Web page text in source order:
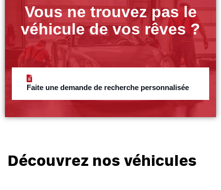
Vous ne trouvez pas le
véhicule de vos rêves ?
Faite une demande de recherche personnalisée
Découvrez nos véhicules